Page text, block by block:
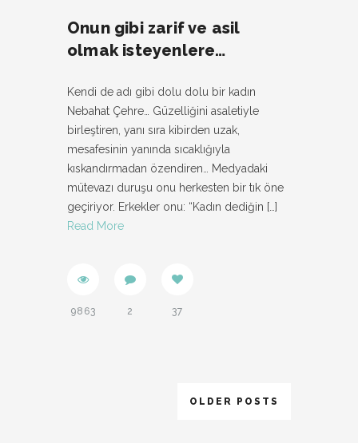
Onun gibi zarif ve asil
olmak isteyenlere…
Kendi de adı gibi dolu dolu bir kadın
Nebahat Çehre… Güzelliğini asaletiyle
birleştiren, yanı sıra kibirden uzak,
mesafesinin yanında sıcaklığıyla
kıskandırmadan özendiren… Medyadaki
mütevazı duruşu onu herkesten bir tık öne
geçiriyor. Erkekler onu: “Kadın dediğin […]
Read More
9863 2 37
OLDER POSTS